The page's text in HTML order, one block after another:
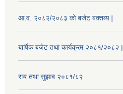
आ.व. २०८२/२०८३ को बजेट बक्तब्य |
बार्षिक बजेट तथा कार्यक्रम २०८१/२०८२ |
राय तथा सुझाव २०८१/८२